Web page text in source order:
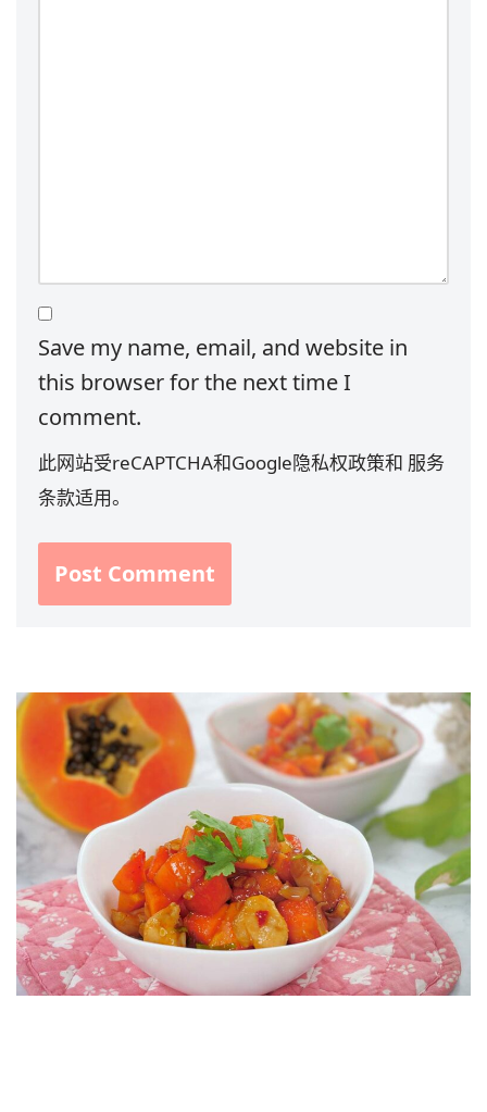
Save my name, email, and website in
this browser for the next time I
comment.
此网站受reCAPTCHA和Google隐私权政策和 服务
条款适用。